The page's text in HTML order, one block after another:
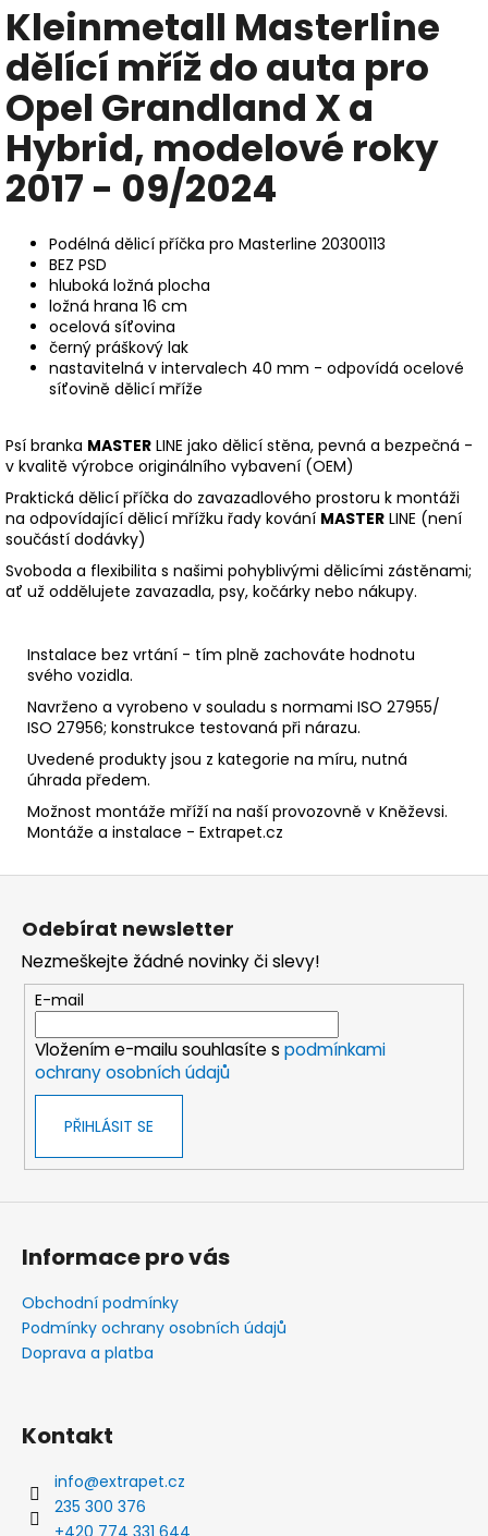
Kleinmetall Masterline
dělící mříž do auta pro
Opel Grandland X a
Hybrid, modelové roky
2017 - 09/2024
Podélná dělicí příčka pro Masterline 20300113
BEZ PSD
hluboká ložná plocha
ložná hrana 16 cm
ocelová síťovina
černý práškový lak
nastavitelná v intervalech 40 mm - odpovídá ocelové
síťovině dělicí mříže
Psí branka MASTER LINE jako dělicí stěna, pevná a bezpečná -
v kvalitě výrobce originálního vybavení (OEM)
Praktická dělicí příčka do zavazadlového prostoru k montáži
na odpovídající dělicí mřížku řady kování MASTER LINE (není
součástí dodávky)
Svoboda a flexibilita s našimi pohyblivými dělicími zástěnami;
ať už oddělujete zavazadla, psy, kočárky nebo nákupy.
Instalace bez vrtání - tím plně zachováte hodnotu
svého vozidla.
Navrženo a vyrobeno v souladu s normami ISO 27955/
ISO 27956; konstrukce testovaná při nárazu.
Uvedené produkty jsou z kategorie na míru, nutná
úhrada předem.
Možnost montáže mříží na naší provozovně v Kněževsi.
Montáže a instalace - Extrapet.cz
Z
Odebírat newsletter
Nezmeškejte žádné novinky či slevy!
E-mail
Vložením e-mailu souhlasíte s podmínkami
ochrany osobních údajů
PŘIHLÁSIT SE
Informace pro vás
Obchodní podmínky
Podmínky ochrany osobních údajů
Doprava a platba
Kontakt
info@extrapet.cz
235 300 376